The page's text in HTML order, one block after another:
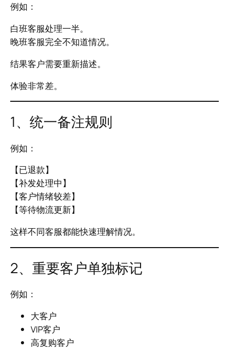
例如：
白班客服处理一半。
晚班客服完全不知道情况。
结果客户需要重新描述。
体验非常差。
1、统一备注规则
例如：
【已退款】
【补发处理中】
【客户情绪较差】
【等待物流更新】
这样不同客服都能快速理解情况。
2、重要客户单独标记
例如：
大客户
VIP客户
高复购客户